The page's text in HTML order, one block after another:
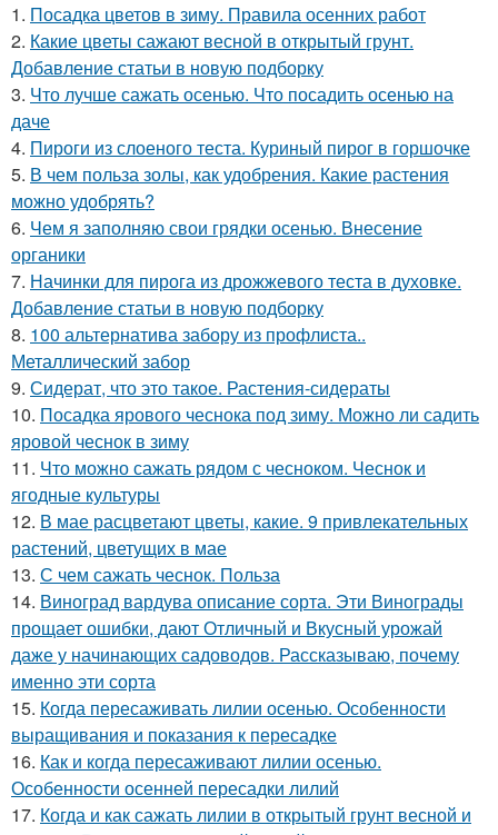
1. Посадка цветов в зиму. Правила осенних работ
2. Какие цветы сажают весной в открытый грунт.
Добавление статьи в новую подборку
3. Что лучше сажать осенью. Что посадить осенью на
даче
4. Пироги из слоеного теста. Куриный пирог в горшочке
5. В чем польза золы, как удобрения. Какие растения
можно удобрять?
6. Чем я заполняю свои грядки осенью. Внесение
органики
7. Начинки для пирога из дрожжевого теста в духовке.
Добавление статьи в новую подборку
8. 100 альтернатива забору из профлиста..
Металлический забор
9. Сидерат, что это такое. Растения-сидераты
10. Посадка ярового чеснока под зиму. Можно ли садить
яровой чеснок в зиму
11. Что можно сажать рядом с чесноком. Чеснок и
ягодные культуры
12. В мае расцветают цветы, какие. 9 привлекательных
растений, цветущих в мае
13. С чем сажать чеснок. Польза
14. Виноград вардува описание сорта. Эти Винограды
прощает ошибки, дают Отличный и Вкусный урожай
даже у начинающих садоводов. Рассказываю, почему
именно эти сорта
15. Когда пересаживать лилии осенью. Особенности
выращивания и показания к пересадке
16. Как и когда пересаживают лилии осенью.
Особенности осенней пересадки лилий
17. Когда и как сажать лилии в открытый грунт весной и